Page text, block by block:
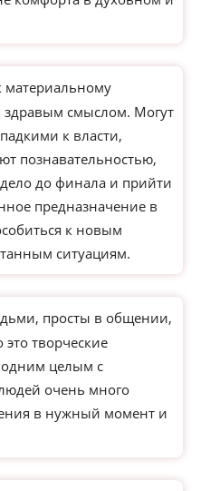
материальному
здравым смыслом. Могут
к власти,
познавательностью,
до финала и прийти
предназначение в
к новым
ситуациям.
просты в общении,
творческие
одним целым с
очень много
в нужный момент и